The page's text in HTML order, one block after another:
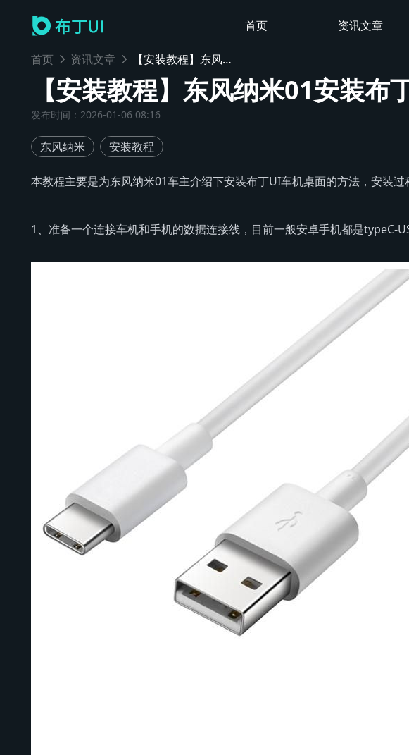
首页 资讯文章
首页 资讯文章 【安装教程】东风纳米01安装布丁UI车机桌面教程
【安装教程】东风纳米01安装
发布时间 ： 2026-01-06 08:16
东风纳米 安装教程
本教程主要是为东风纳米01车主介绍下安装布丁UI车机桌面的方法，安装过
1、准备一个连接车机和手机的数据连接线，目前一般安卓手机都是typeC-